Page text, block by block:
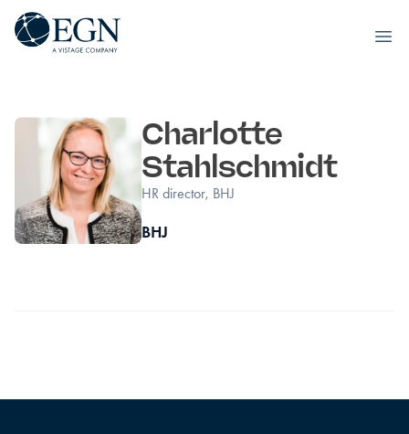
Executives' Global Network
Charlotte
Stahlschmidt
HR director, BHJ
BHJ